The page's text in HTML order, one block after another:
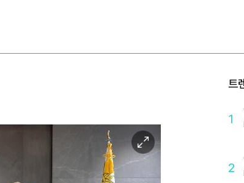
이
미
지
트
1
2